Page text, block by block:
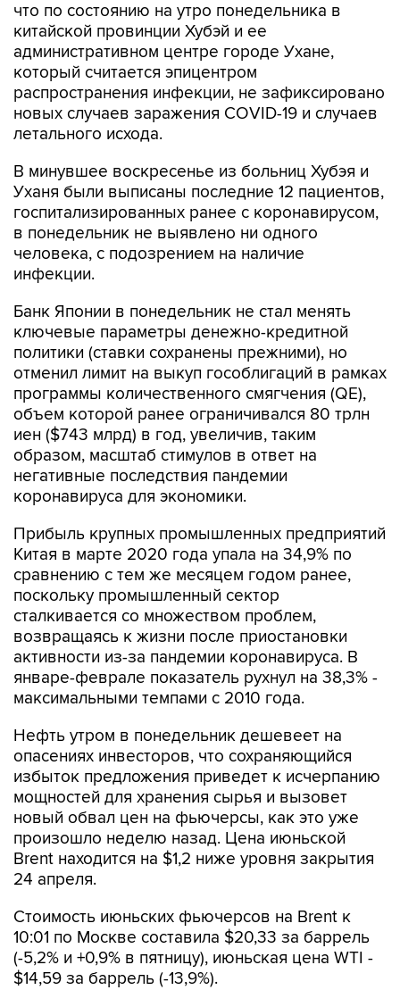
что по состоянию на утро понедельника в
китайской провинции Хубэй и ее
административном центре городе Ухане,
который считается эпицентром
распространения инфекции, не зафиксировано
новых случаев заражения COVID-19 и случаев
летального исхода.
В минувшее воскресенье из больниц Хубэя и
Уханя были выписаны последние 12 пациентов,
госпитализированных ранее с коронавирусом,
в понедельник не выявлено ни одного
человека, с подозрением на наличие
инфекции.
Банк Японии в понедельник не стал менять
ключевые параметры денежно-кредитной
политики (ставки сохранены прежними), но
отменил лимит на выкуп гособлигаций в рамках
программы количественного смягчения (QE),
объем которой ранее ограничивался 80 трлн
иен ($743 млрд) в год, увеличив, таким
образом, масштаб стимулов в ответ на
негативные последствия пандемии
коронавируса для экономики.
Прибыль крупных промышленных предприятий
Китая в марте 2020 года упала на 34,9% по
сравнению с тем же месяцем годом ранее,
поскольку промышленный сектор
сталкивается со множеством проблем,
возвращаясь к жизни после приостановки
активности из-за пандемии коронавируса. В
январе-феврале показатель рухнул на 38,3% -
максимальными темпами с 2010 года.
Нефть утром в понедельник дешевеет на
опасениях инвесторов, что сохраняющийся
избыток предложения приведет к исчерпанию
мощностей для хранения сырья и вызовет
новый обвал цен на фьючерсы, как это уже
произошло неделю назад. Цена июньской
Brent находится на $1,2 ниже уровня закрытия
24 апреля.
Стоимость июньских фьючерсов на Brent к
10:01 по Москве составила $20,33 за баррель
(-5,2% и +0,9% в пятницу), июньская цена WTI -
$14,59 за баррель (-13,9%).